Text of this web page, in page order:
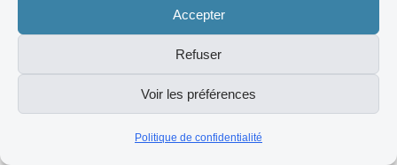
Accepter
Refuser
Voir les préférences
Politique de confidentialité
R : Accusez réception avec empathie, ne vous
concluez sur une note constructive. Ne